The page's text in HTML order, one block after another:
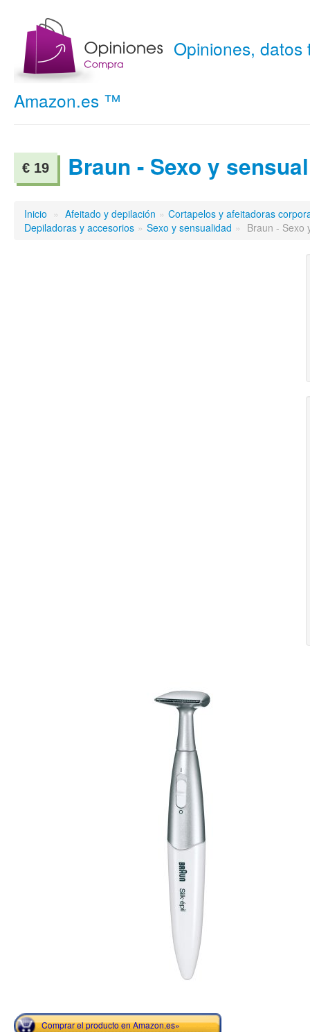
Opiniones,
Amazon.es ™
€ 19 Braun - Sexo y
Inicio » Afeitado y depilación » Cortapelos y afeitadoras
Depiladoras y accesorios » Sexo y sensualidad » Braun - Sexo
Comprar el producto en Amazon.es»